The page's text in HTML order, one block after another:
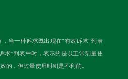
当一种诉求既出现在“有效诉求”列表
求”列表中时，表示的是以正常剂量使
的，但过量使用时则是不利的。